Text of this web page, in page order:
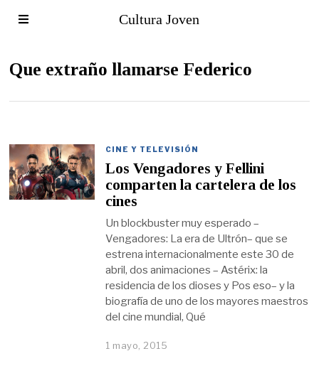
Cultura Joven
Que extraño llamarse Federico
CINE Y TELEVISIÓN
Los Vengadores y Fellini
comparten la cartelera de los
cines
Un blockbuster muy esperado –
Vengadores: La era de Ultrón– que se
estrena internacionalmente este 30 de
abril, dos animaciones – Astérix: la
residencia de los dioses y Pos eso– y la
biografía de uno de los mayores maestros
del cine mundial, Qué
1 mayo, 2015